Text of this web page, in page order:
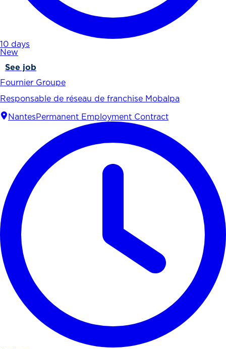
10 days
New
See job
Fournier Groupe
Responsable de réseau de franchise Mobalpa
Nantes Permanent Employment Contract